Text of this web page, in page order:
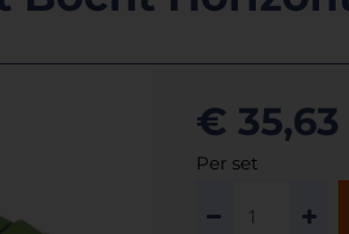
€ 35,63
Per set